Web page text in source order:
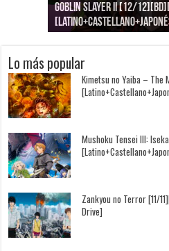
Goblin Slayer II [12/
Jujutsu Kaisen: Kaigyoku/
[Latino+Japonés][Mega-
Kimi to, Nami ni Noretara
Nukitashi the Animation [11/
[1080p][Sub-
Kimi wa Houkago Insomnia
Getsuyoubi no Tawawa [12/
[1080p][Sub-
Lo más popular
Kimetsu no Yaiba – The
Mushoku Tensei III:
Zankyou no Terror [11/
Drive]